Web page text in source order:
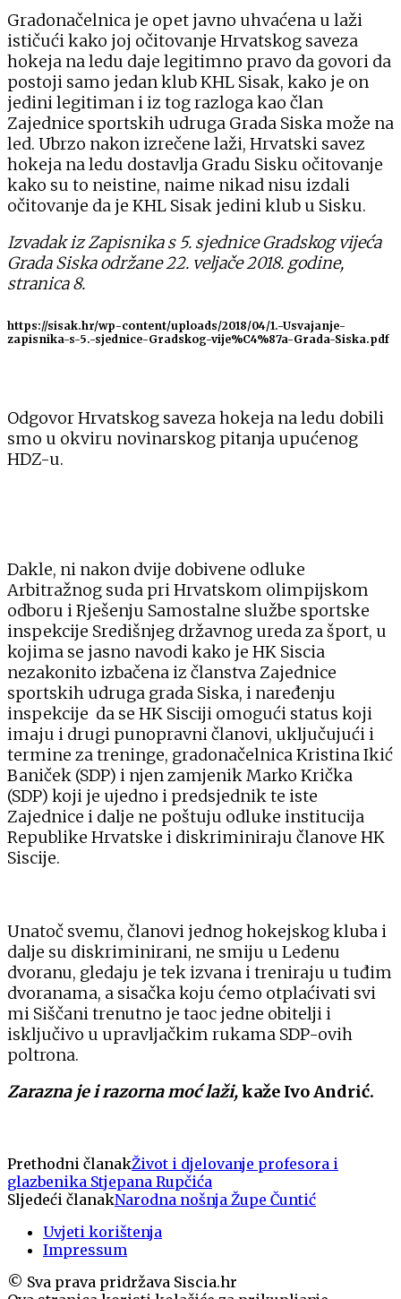
Gradonačelnica je opet javno uhvaćena u laži
ističući kako joj očitovanje Hrvatskog saveza
hokeja na ledu daje legitimno pravo da govori da
postoji samo jedan klub KHL Sisak, kako je on
jedini legitiman i iz tog razloga kao član
Zajednice sportskih udruga Grada Siska može na
led. Ubrzo nakon izrečene laži, Hrvatski savez
hokeja na ledu dostavlja Gradu Sisku očitovanje
kako su to neistine, naime nikad nisu izdali
očitovanje da je KHL Sisak jedini klub u Sisku.
Izvadak iz Zapisnika s 5. sjednice Gradskog vijeća
Grada Siska održane 22. veljače 2018. godine,
stranica 8.
https://sisak.hr/wp-content/uploads/2018/04/1.-Usvajanje-
zapisnika-s-5.-sjednice-Gradskog-vije%C4%87a-Grada-Siska.pdf
Odgovor Hrvatskog saveza hokeja na ledu dobili
smo u okviru novinarskog pitanja upućenog
HDZ-u.
Dakle, ni nakon dvije dobivene odluke
Arbitražnog suda pri Hrvatskom olimpijskom
odboru i Rješenju Samostalne službe sportske
inspekcije Središnjeg državnog ureda za šport, u
kojima se jasno navodi kako je HK Siscia
nezakonito izbačena iz članstva Zajednice
sportskih udruga grada Siska, i naređenju
inspekcije da se HK Sisciji omogući status koji
imaju i drugi punopravni članovi, uključujući i
termine za treninge, gradonačelnica Kristina Ikić
Baniček (SDP) i njen zamjenik Marko Krička
(SDP) koji je ujedno i predsjednik te iste
Zajednice i dalje ne poštuju odluke institucija
Republike Hrvatske i diskriminiraju članove HK
Siscije.
Unatoč svemu, članovi jednog hokejskog kluba i
dalje su diskriminirani, ne smiju u Ledenu
dvoranu, gledaju je tek izvana i treniraju u tuđim
dvoranama, a sisačka koju ćemo otplaćivati svi
mi Siščani trenutno je taoc jedne obitelji i
isključivo u upravljačkim rukama SDP-ovih
poltrona.
Zarazna je i razorna moć laži,kaže Ivo Andrić.
Prethodni članakŽivot i djelovanje profesora i
glazbenika Stjepana Rupčića
Sljedeći članakNarodna nošnja Župe Čuntić
Uvjeti korištenja
Impressum
© Sva prava pridržava Siscia.hr